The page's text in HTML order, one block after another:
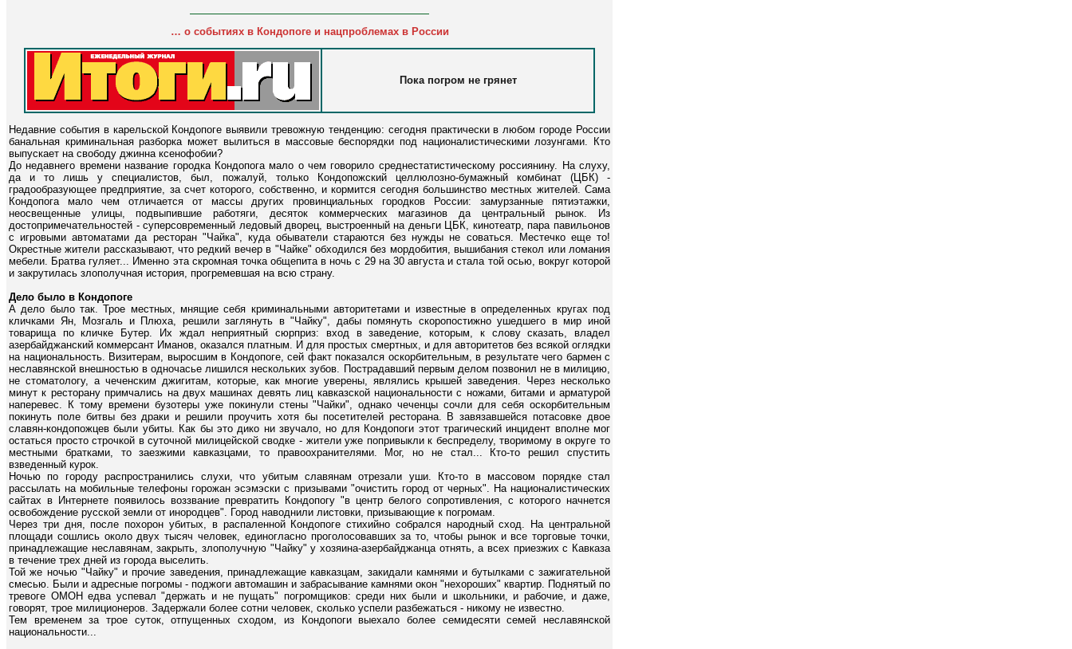
… о событиях в Кондопоге и нацпроблемах в России
Пока погром не грянет
Недавние события в карельской Кондопоге выявили тревожную тенденцию: сегодня практически в любом городе России
банальная криминальная разборка может вылиться в массовые беспорядки под националистическими лозунгами. Кто
выпускает на свободу джинна ксенофобии?
До недавнего времени название городка Кондопога мало о чем говорило среднестатистическому россиянину. На слуху,
да и то лишь у специалистов, был, пожалуй, только Кондопожский целлюлозно-бумажный комбинат (ЦБК) -
градообразующее предприятие, за счет которого, собственно, и кормится сегодня большинство местных жителей. Сама
Кондопога мало чем отличается от массы других провинциальных городков России: замурзанные пятиэтажки,
неосвещенные улицы, подвыпившие работяги, десяток коммерческих магазинов да центральный рынок. Из
достопримечательностей - суперсовременный ледовый дворец, выстроенный на деньги ЦБК, кинотеатр, пара павильонов
с игровыми автоматами да ресторан "Чайка", куда обыватели стараются без нужды не соваться. Местечко еще то!
Окрестные жители рассказывают, что редкий вечер в "Чайке" обходился без мордобития, вышибания стекол или ломания
мебели. Братва гуляет... Именно эта скромная точка общепита в ночь с 29 на 30 августа и стала той осью, вокруг которой
и закрутилась злополучная история, прогремевшая на всю страну.
Дело было в Кондопоге
А дело было так. Трое местных, мнящие себя криминальными авторитетами и известные в определенных кругах под
кличками Ян, Мозгаль и Плюха, решили заглянуть в "Чайку", дабы помянуть скоропостижно ушедшего в мир иной
товарища по кличке Бутер. Их ждал неприятный сюрприз: вход в заведение, которым, к слову сказать, владел
азербайджанский коммерсант Иманов, оказался платным. И для простых смертных, и для авторитетов без всякой оглядки
на национальность. Визитерам, выросшим в Кондопоге, сей факт показался оскорбительным, в результате чего бармен с
неславянской внешностью в одночасье лишился нескольких зубов. Пострадавший первым делом позвонил не в милицию,
не стоматологу, а чеченским джигитам, которые, как многие уверены, являлись крышей заведения. Через несколько
минут к ресторану примчались на двух машинах девять лиц кавказской национальности с ножами, битами и арматурой
наперевес. К тому времени бузотеры уже покинули стены "Чайки", однако чеченцы сочли для себя оскорбительным
покинуть поле битвы без драки и решили проучить хотя бы посетителей ресторана. В завязавшейся потасовке двое
славян-кондопожцев были убиты. Как бы это дико ни звучало, но для Кондопоги этот трагический инцидент вполне мог
остаться просто строчкой в суточной милицейской сводке - жители уже попривыкли к беспределу, творимому в округе то
местными братками, то заезжими кавказцами, то правоохранителями. Мог, но не стал... Кто-то решил спустить
взведенный курок.
Ночью по городу распространились слухи, что убитым славянам отрезали уши. Кто-то в массовом порядке стал
рассылать на мобильные телефоны горожан эсэмэски с призывами "очистить город от черных". На националистических
сайтах в Интернете появилось воззвание превратить Кондопогу "в центр белого сопротивления, с которого начнется
освобождение русской земли от инородцев". Город наводнили листовки, призывающие к погромам.
Через три дня, после похорон убитых, в распаленной Кондопоге стихийно собрался народный сход. На центральной
площади сошлись около двух тысяч человек, единогласно проголосовавших за то, чтобы рынок и все торговые точки,
принадлежащие неславянам, закрыть, злополучную "Чайку" у хозяина-азербайджанца отнять, а всех приезжих с Кавказа
в течение трех дней из города выселить.
Той же ночью "Чайку" и прочие заведения, принадлежащие кавказцам, закидали камнями и бутылками с зажигательной
смесью. Были и адресные погромы - поджоги автомашин и забрасывание камнями окон "нехороших" квартир. Поднятый по
тревоге ОМОН едва успевал "держать и не пущать" погромщиков: среди них были и школьники, и рабочие, и даже,
говорят, трое милиционеров. Задержали более сотни человек, сколько успели разбежаться - никому не известно.
Тем временем за трое суток, отпущенных сходом, из Кондопоги выехало более семидесяти семей неславянской
национальности...